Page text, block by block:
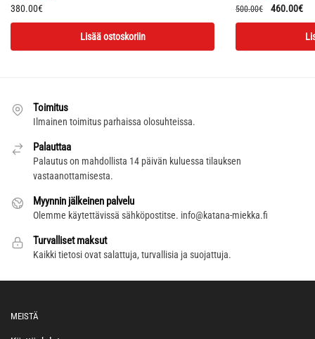
380.00€
Lisää ostoskoriin
500.00€
hinta
500.00€.
460.00€
on:
Toimitus
Ilmainen toimitus parhaissa olosuhteissa.
Palauttaa
Palautus on mahdollista 14 päivän kuluessa tilauksen
vastaanottamisesta.
Myynnin jälkeinen palvelu
Olemme käytettävissä sähköpostitse. info@katana-miekka.fi
Turvalliset maksut
Kaikki tietosi ovat salattuja, turvallisia ja suojattuja.
MEISTÄ